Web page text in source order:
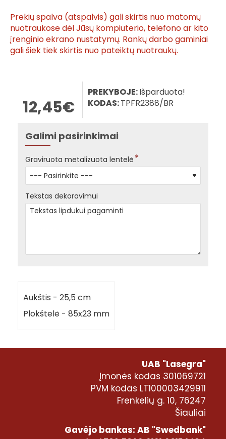
Prekių spalva (atspalvis) gali skirtis nuo matomų
nuotraukose dėl Jūsų kompiuterio, telefono ar kito
įrenginio ekrano nustatymų. Rankų darbo gaminiai
gali šiek tiek skirtis nuo pateiktų nuotraukų.
12,45€
PREKYBOJE:Išparduota!
KODAS:TPFR2388/BR
Galimi pasirinkimai
Graviruota metalizuota lentelė
Tekstas dekoravimui
Aukštis - 25,5 cm
Plokštelė - 85x23 mm
UAB "Lasegra"
Įmonės kodas 301069721
PVM kodas LT100003429911
Frenkelių g. 10, 76247
Šiauliai
Gavėjo bankas: AB "Swedbank"